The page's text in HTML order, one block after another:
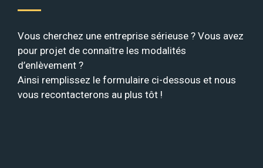
Vous cherchez une entreprise sérieuse ? Vous avez
pour projet de connaître les modalités
d’enlèvement ?
Ainsi remplissez le formulaire ci-dessous et nous
vous recontacterons au plus tôt !